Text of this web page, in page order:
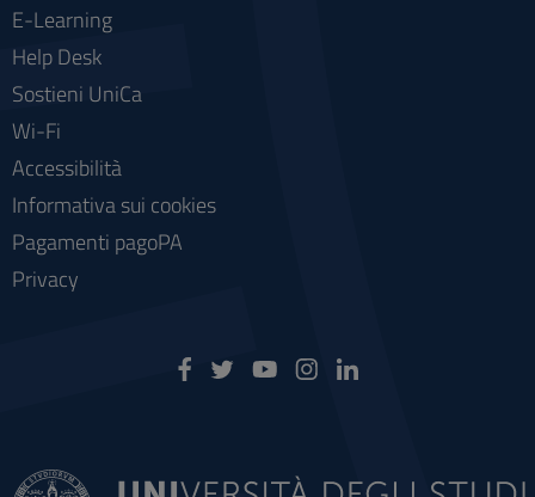
E-Learning
Help Desk
Sostieni UniCa
Wi-Fi
Accessibilità
Informativa sui cookies
Pagamenti pagoPA
Privacy